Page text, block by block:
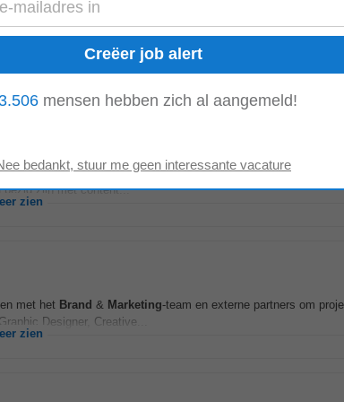
nauwe samenwerking met onze internationale merkeigenaren
Dat portfolio...
slimme campagnes en creatievemarketing. Dat doen we
bezig zijn met content...
zien
met het Brand & Marketing-team en externe partners om
Designer, Creative...
zien
mensen hebben zich al aangemeld!